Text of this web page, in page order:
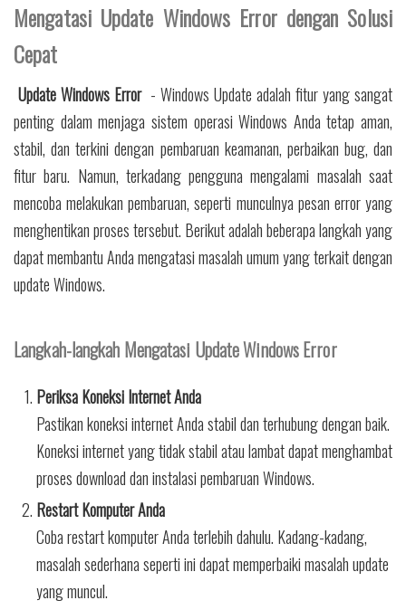
Mengatasi Update Windows Error dengan Solusi
Cepat
Update Windows Error- Windows Update adalah fitur yang sangat
penting dalam menjaga sistem operasi Windows Anda tetap aman,
stabil, dan terkini dengan pembaruan keamanan, perbaikan bug, dan
fitur baru. Namun, terkadang pengguna mengalami masalah saat
mencoba melakukan pembaruan, seperti munculnya pesan error yang
menghentikan proses tersebut. Berikut adalah beberapa langkah yang
dapat membantu Anda mengatasi masalah umum yang terkait dengan
update Windows.
Langkah-langkah Mengatasi Update Windows Error
Periksa Koneksi Internet Anda
Pastikan koneksi internet Anda stabil dan terhubung dengan baik.
Koneksi internet yang tidak stabil atau lambat dapat menghambat
proses download dan instalasi pembaruan Windows.
Restart Komputer Anda
Coba restart komputer Anda terlebih dahulu. Kadang-kadang,
masalah sederhana seperti ini dapat memperbaiki masalah update
yang muncul.